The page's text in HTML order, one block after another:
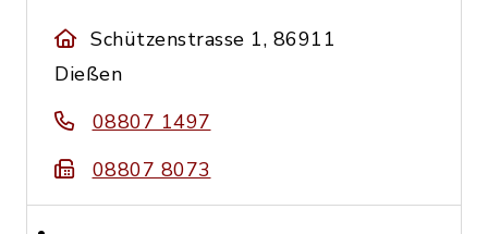
Schützenstrasse 1, 86911
Dießen
08807 1497
08807 8073